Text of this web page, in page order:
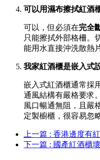
可以用濕布擦拭紅酒
可以，但必須在完全
只能擦拭外部格柵。
能用水直接沖洗散熱
我家紅酒櫃是嵌入式
嵌入式紅酒櫃通常採
通風結構有嚴格要求
風口暢通無阻，且嚴
定製櫥櫃，很容易忽
上一篇 : 香港邊度有
下一篇 : 國產紅酒櫃